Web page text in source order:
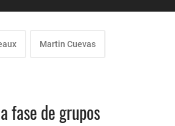
Martin Cuevas
fase de grupos